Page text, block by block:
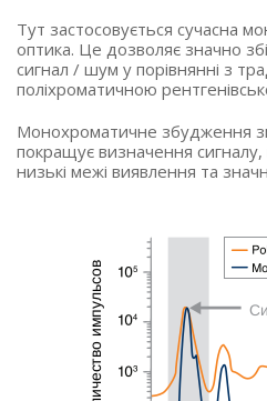
Тут застосовується сучасна
оптика. Це дозволяє значно
сигнал / шум у порівнянні з
поліхроматичною
Монохроматичне збудження
покращує визначення
низькі межі виявлення та